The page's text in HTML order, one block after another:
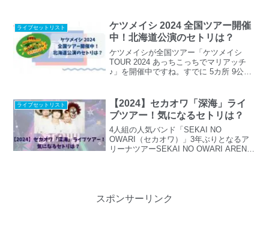
日までに(2024.05.16) ３カ所、７公演終
了しています。どの会場のライブもとて
も盛り上がっていたようです。今週末に
は「長野ビッグハット」でライブが開催
されます。ライブといえば、やはり気に
なるのはセットリストです。というわけ
ライブセットリスト
ケツメイシ 2024 全国ツアー開催
中！北海道公演のセトリは？
ケツメイシが全国ツアー「ケツメイシ
TOUR 2024 あっちこっちでマリアッチ
♪」を開催中ですね。すでに 5カ所 9公演
ているライブの開催場所は北海道～！気
になるセトリをチェックしてみたいと思
います。
ライブセットリスト
【2024】セカオワ「深海」ライ
ブツアー！気になるセトリは？
4人組の人気バンド「SEKAI NO
OWARI（セカオワ）」3年ぶりとなるア
リーナツアーSEKAI NO OWARI ARENA
どんな人たちも魅了してしまう、テーマ
スポンサーリンク